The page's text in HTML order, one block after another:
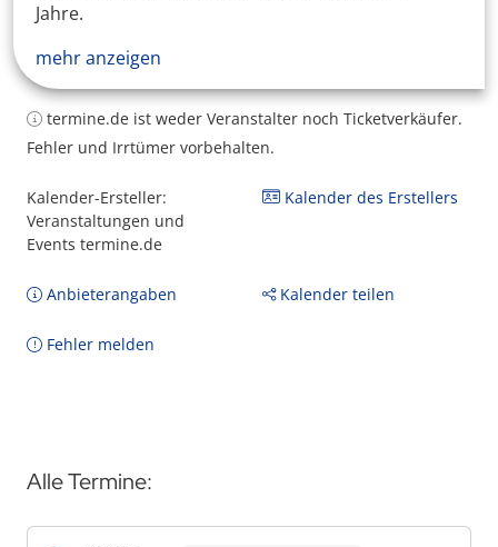
Jahre.
mehr anzeigen
termine.de ist weder Veranstalter noch Ticketverkäufer.
Fehler und Irrtümer vorbehalten.
Kalender-Ersteller:
Veranstaltungen und
Events termine.de
Kalender des Erstellers
Anbieterangaben Kalender teilen
Fehler melden
Alle Termine: